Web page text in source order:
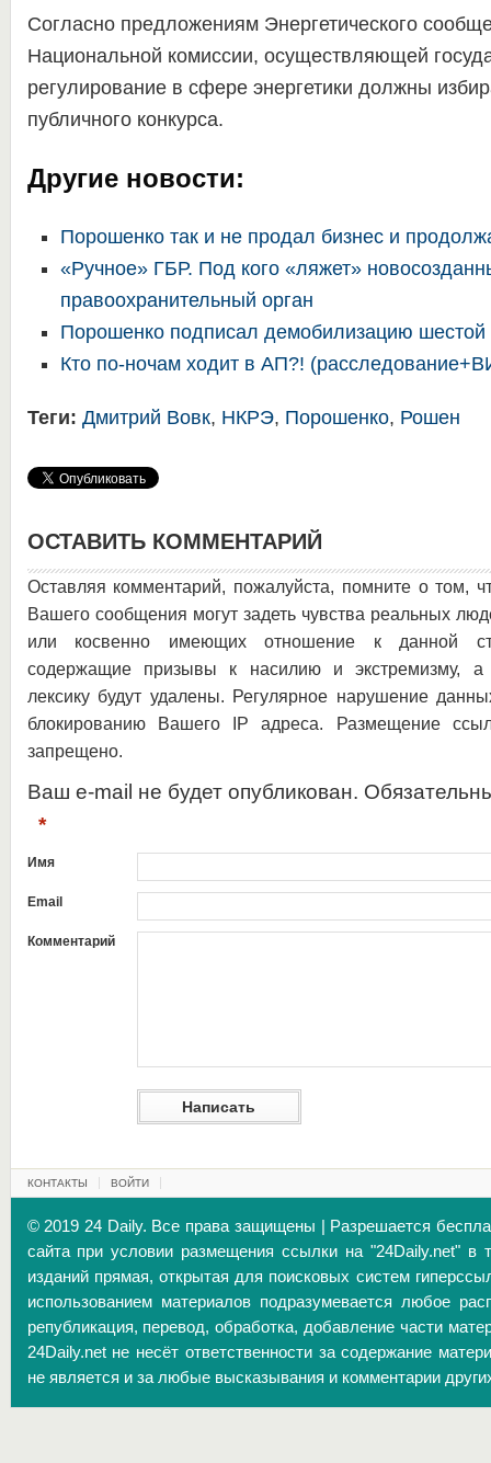
Согласно предложениям Энергетического
Национальной комиссии, осуществляющей
регулирование в сфере энергетики должны
публичного конкурса.
Другие новости:
Порошенко так и не продал бизнес и
«Ручное» ГБР. Под кого «ляжет»
правоохранительный орган
Порошенко подписал демобилизацию
Кто по-ночам ходит в АП?!
Теги: Дмитрий Вовк, НКРЭ, Порошенко, Рошен
ОСТАВИТЬ КОММЕНТАРИЙ
Оставляя комментарий, пожалуйста, помните о том,
Вашего сообщения могут задеть чувства реальных
или косвенно имеющих отношение к данной
содержащие призывы к насилию и экстремизму, а
лексику будут удалены. Регулярное нарушение
блокированию Вашего IP адреса. Размещение
запрещено.
Ваш e-mail не будет опубликован.
*
Имя
Email
Комментарий
КОНТАКТЫ ВОЙТИ
© 2019 24 Daily. Все права защищены | Разрешается
сайта при условии размещения ссылки на "24Daily.net" в
изданий прямая, открытая для поисковых систем
использованием материалов подразумевается любое
републикация, перевод, обработка, добавление части
24Daily.net не несёт ответственности за содержание
не является и за любые высказывания и комментарии